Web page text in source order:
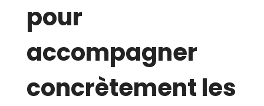
pour
accompagner
concrètement les